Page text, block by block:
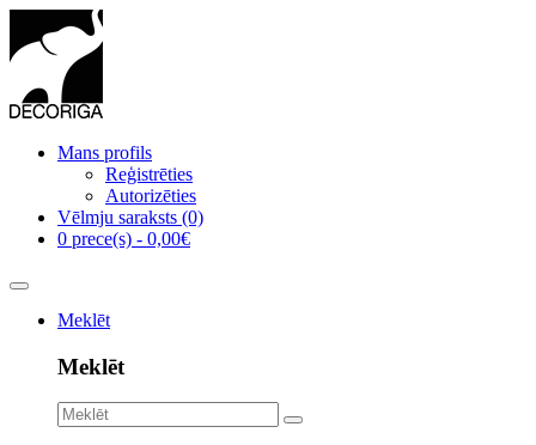
Mans profils
Reģistrēties
Autorizēties
Vēlmju saraksts (0)
0 prece(s) - 0,00€
Meklēt
Meklēt